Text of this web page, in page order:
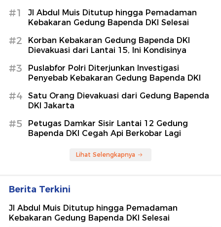
#1
Jl Abdul Muis Ditutup hingga Pemadaman
Kebakaran Gedung Bapenda DKI Selesai
#2
Korban Kebakaran Gedung Bapenda DKI
Dievakuasi dari Lantai 15, Ini Kondisinya
#3
Puslabfor Polri Diterjunkan Investigasi
Penyebab Kebakaran Gedung Bapenda DKI
#4
Satu Orang Dievakuasi dari Gedung Bapenda
DKI Jakarta
#5
Petugas Damkar Sisir Lantai 12 Gedung
Bapenda DKI Cegah Api Berkobar Lagi
Lihat Selengkapnya
Berita Terkini
Jl Abdul Muis Ditutup hingga Pemadaman
Kebakaran Gedung Bapenda DKI Selesai